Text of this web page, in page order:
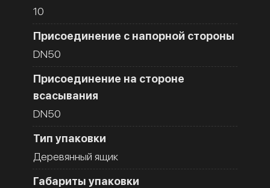
10
Присоединение с напорной стороны
DN50
Присоединение на стороне
всасывания
DN50
Тип упаковки
Деревянный ящик
Габариты упаковки